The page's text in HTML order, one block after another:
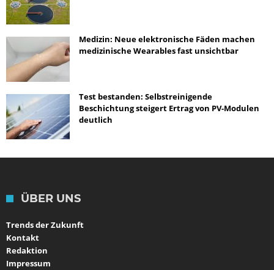
Medizin: Neue elektronische Fäden machen
medizinische Wearables fast unsichtbar
Test bestanden: Selbstreinigende
Beschichtung steigert Ertrag von PV-Modulen
deutlich
ÜBER UNS
Trends der Zukunft
Kontakt
Redaktion
Impressum